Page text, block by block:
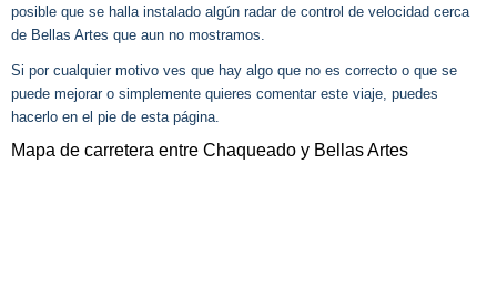
posible que se halla instalado algún radar de control de velocidad cerca
de Bellas Artes que aun no mostramos.
Si por cualquier motivo ves que hay algo que no es correcto o que se
puede mejorar o simplemente quieres comentar este viaje, puedes
hacerlo en el pie de esta página.
Mapa de carretera entre Chaqueado y Bellas Artes